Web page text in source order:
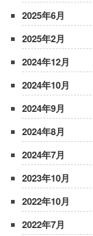
2025年6月
2025年2月
2024年12月
2024年10月
2024年9月
2024年8月
2024年7月
2023年10月
2022年10月
2022年7月